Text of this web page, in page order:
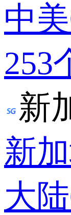
中
253
新
新
大